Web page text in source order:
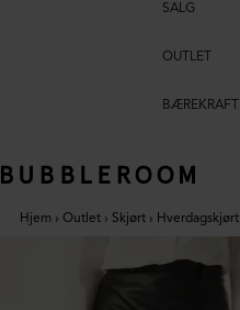
SALG
OUTLET
BÆREKRAFT
Hjem › Outlet › Skjørt › Hverdagskjørt